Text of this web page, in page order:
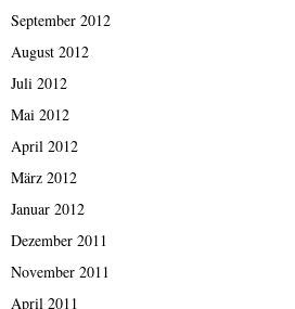
September 2012
August 2012
Juli 2012
Mai 2012
April 2012
März 2012
Januar 2012
Dezember 2011
November 2011
April 2011